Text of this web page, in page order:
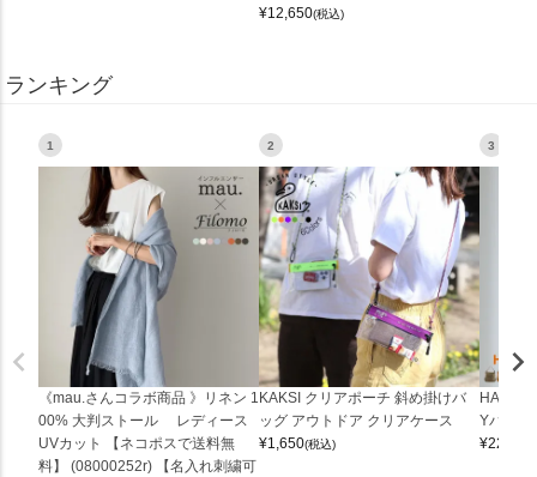
¥12,650(税込)
ランキング
1
《mau.さんコラボ商品 》リネン 1
00% 大判ストール レディース
UVカット 【ネコポスで送料無
料】 (08000252r) 【名入れ刺繍可
2
KAKSI クリアポーチ 斜め掛けバ
ッグ アウトドア クリアケース
¥1,650(税込)
3
Yバッグ
¥22,000